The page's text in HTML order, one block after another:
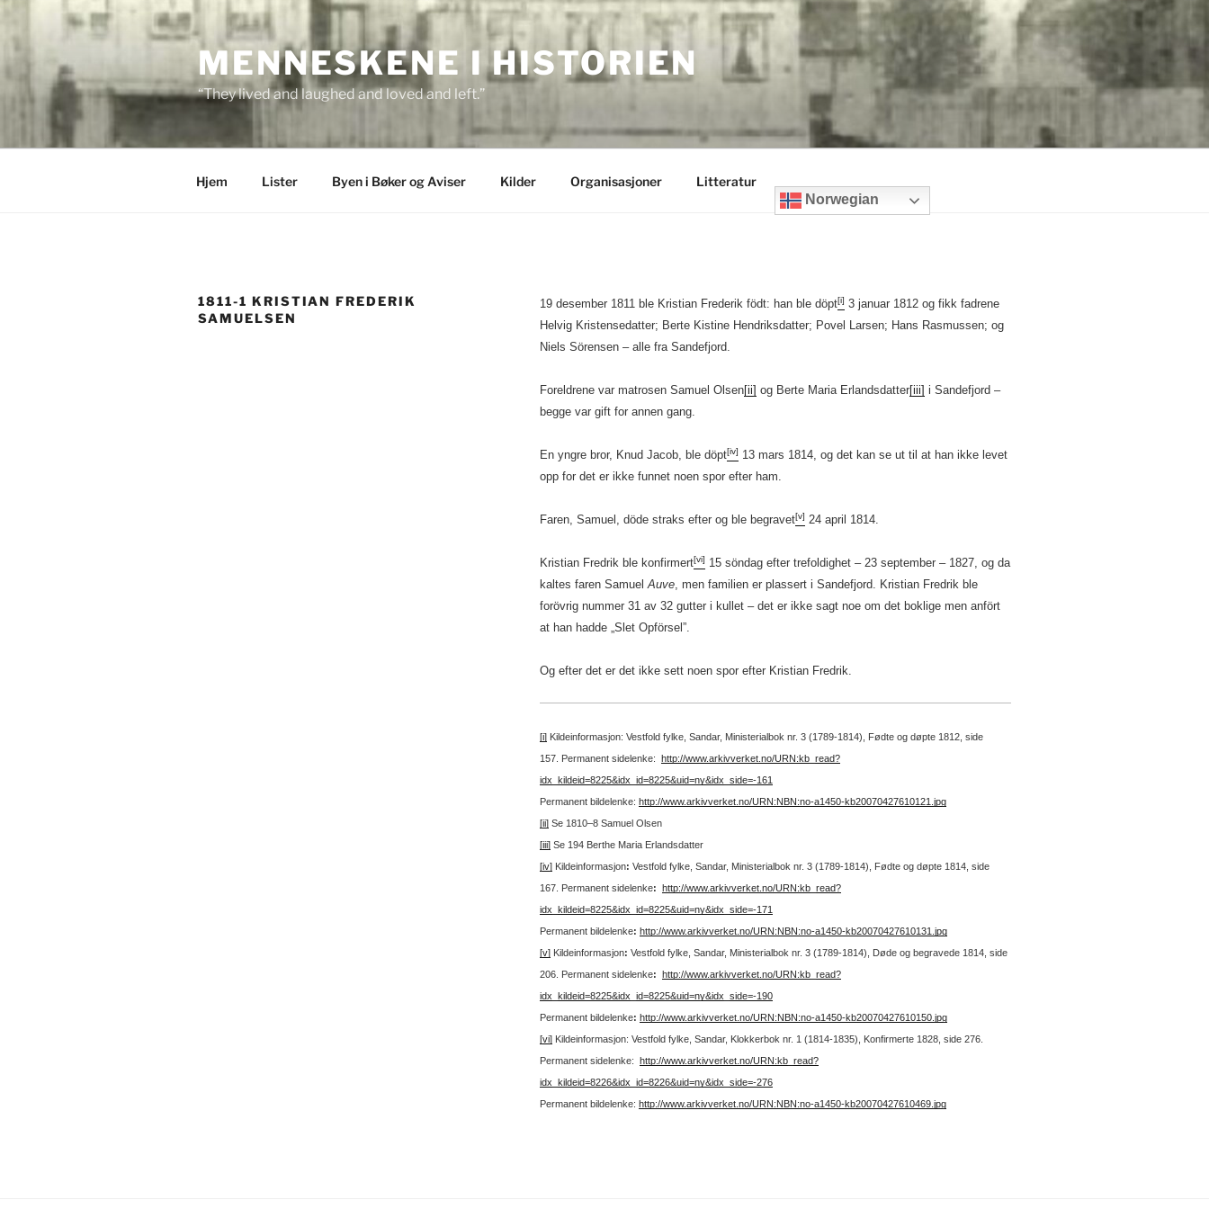
content
MENNESKENE I HISTORIEN
“They lived and laughed and loved and left.”
Hjem Lister Byen i Bøker og Aviser Kilder Organisasjoner
Litteratur
Norwegian
1811-1 KRISTIAN FREDERIK
SAMUELSEN
19 desember 1811 ble Kristian Frederik födt: han ble döpt[i] 3 januar 1812 og fikk fadrene
Helvig Kristensedatter; Berte Kistine Hendriksdatter; Povel Larsen; Hans Rasmussen; og
Niels Sörensen – alle fra Sandefjord.
Foreldrene var matrosen Samuel Olsen[ii] og Berte Maria Erlandsdatter[iii] i Sandefjord –
begge var gift for annen gang.
En yngre bror, Knud Jacob, ble döpt[iv] 13 mars 1814, og det kan se ut til at han ikke levet
opp for det er ikke funnet noen spor efter ham.
Faren, Samuel, döde straks efter og ble begravet[v] 24 april 1814.
Kristian Fredrik ble konfirmert[vi] 15 söndag efter trefoldighet – 23 september – 1827, og da
kaltes faren SamuelAuve, men familien er plassert i Sandefjord. Kristian Fredrik ble
forövrig nummer 31 av 32 gutter i kullet – det er ikke sagt noe om det boklige men anfört
at han hadde „Slet Opförsel”.
Og efter det er det ikke sett noen spor efter Kristian Fredrik.
[i]Kildeinformasjon: Vestfold fylke, Sandar, Ministerialbok nr. 3 (1789-1814), Fødte og døpte 1812, side
157. Permanent sidelenke: http://www.arkivverket.no/URN:kb_read?
idx_kildeid=8225&idx_id=8225&uid=ny&idx_side=-161
Permanent bildelenke: http://www.arkivverket.no/URN:NBN:no-a1450-kb20070427610121.jpg
[ii]Se 1810–8 Samuel Olsen
[iii]Se 194 Berthe Maria Erlandsdatter
[iv]Kildeinformasjon: Vestfold fylke, Sandar, Ministerialbok nr. 3 (1789-1814), Fødte og døpte 1814, side
167. Permanent sidelenke: http://www.arkivverket.no/URN:kb_read?
idx_kildeid=8225&idx_id=8225&uid=ny&idx_side=-171
Permanent bildelenke: http://www.arkivverket.no/URN:NBN:no-a1450-kb20070427610131.jpg
[v]Kildeinformasjon: Vestfold fylke, Sandar, Ministerialbok nr. 3 (1789-1814), Døde og begravede 1814, side
206. Permanent sidelenke: http://www.arkivverket.no/URN:kb_read?
idx_kildeid=8225&idx_id=8225&uid=ny&idx_side=-190
Permanent bildelenke: http://www.arkivverket.no/URN:NBN:no-a1450-kb20070427610150.jpg
[vi]Kildeinformasjon: Vestfold fylke, Sandar, Klokkerbok nr. 1 (1814-1835), Konfirmerte 1828, side 276.
Permanent sidelenke: http://www.arkivverket.no/URN:kb_read?
idx_kildeid=8226&idx_id=8226&uid=ny&idx_side=-276
Permanent bildelenke: http://www.arkivverket.no/URN:NBN:no-a1450-kb20070427610469.jpg